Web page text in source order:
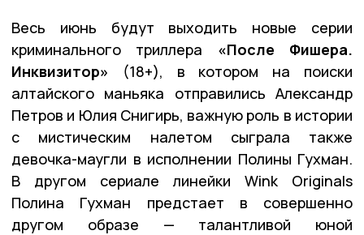
Весь июнь будут выходить новые серии
криминального триллера «После Фишера.
Инквизитор» (18+), в котором на поиски
алтайского маньяка отправились Александр
Петров и Юлия Снигирь, важную роль в истории
с мистическим налетом сыграла также
девочка-маугли в исполнении Полины Гухман.
В другом сериале линейки Wink Originals
Полина Гухман предстает в совершенно
другом образе — талантливой юной